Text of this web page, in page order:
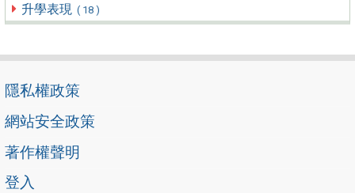
升學表現 ( 18 )
隱私權政策
網站安全政策
著作權聲明
登入